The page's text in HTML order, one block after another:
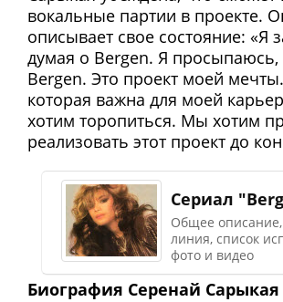
вокальные партии в проекте.
описывает свое состояние: «Я
думая о Bergen. Я просыпаюсь,
Bergen. Это проект моей
которая важна для моей
хотим торопиться. Мы хотим
реализовать этот проект до
Сериал
Общее
линия, список
фото и видео
Биография Серенай Сарыкая